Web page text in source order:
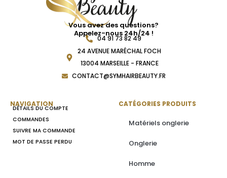
Vous avez des questions?
Appelez-nous 24h/24 !
04 91 73 82 49
24 AVENUE MARÉCHAL FOCH
13004 MARSEILLE - FRANCE
CONTACT@SYMHAIRBEAUTY.FR
NAVIGATION
DÉTAILS DU COMPTE
COMMANDES
SUIVRE MA COMMANDE
MOT DE PASSE PERDU
CATÉGORIES PRODUITS
Matériels onglerie
Onglerie
Homme